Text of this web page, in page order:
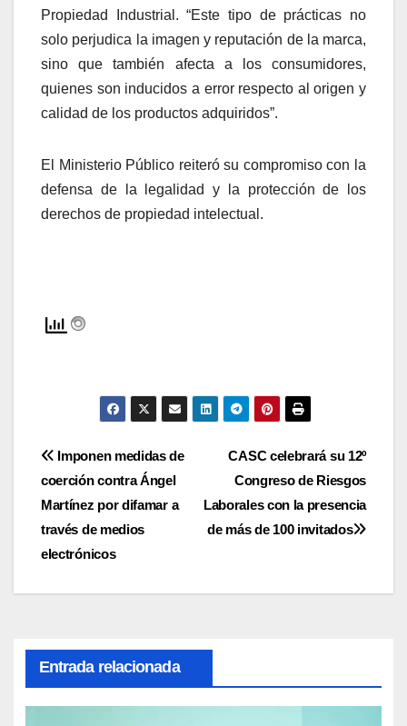
Propiedad Industrial. “Este tipo de prácticas no
solo perjudica la imagen y reputación de la marca,
sino que también afecta a los consumidores,
quienes son inducidos a error respecto al origen y
calidad de los productos adquiridos”.
El Ministerio Público reiteró su compromiso con la
defensa de la legalidad y la protección de los
derechos de propiedad intelectual.
Navegación
de
entradas
CASC celebrará su 12º
Congreso de Riesgos
Laborales con la presencia
de más de 100 invitados
Imponen medidas de
coerción contra Ángel
Martínez por difamar a
través de medios
electrónicos
Entrada relacionada